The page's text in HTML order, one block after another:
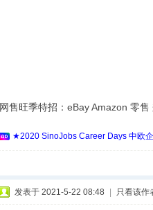
网售旺季特招：eBay Amazon 零
★2020 SinoJobs Career Days 中欧
发表于 2021-5-22 08:48 只看该作